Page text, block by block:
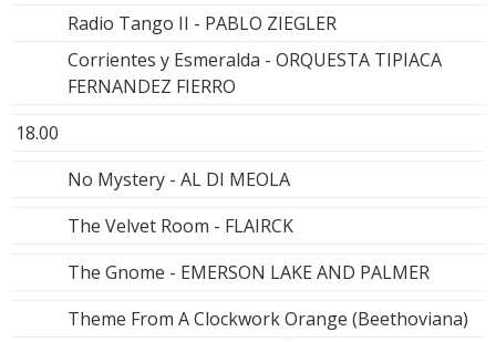
Radio Tango II - PABLO ZIEGLER
Corrientes y Esmeralda - ORQUESTA TIPIACA
FERNANDEZ FIERRO
18.00
No Mystery - AL DI MEOLA
The Velvet Room - FLAIRCK
The Gnome - EMERSON LAKE AND PALMER
Theme From A Clockwork Orange (Beethoviana)